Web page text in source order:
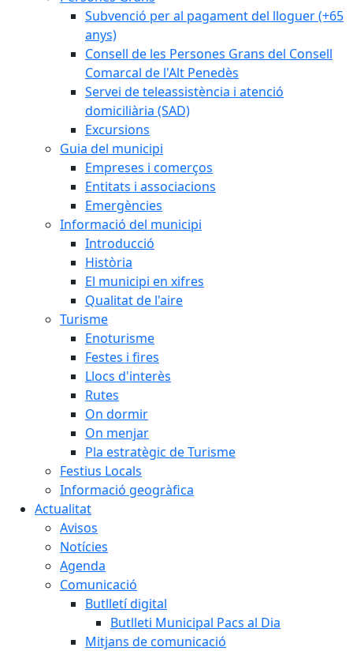
Subvenció per al pagament del lloguer (+65
anys)
Consell de les Persones Grans del Consell
Comarcal de l'Alt Penedès
Servei de teleassistència i atenció
domiciliària (SAD)
Excursions
Guia del municipi
Empreses i comerços
Entitats i associacions
Emergències
Informació del municipi
Introducció
Història
El municipi en xifres
Qualitat de l'aire
Turisme
Enoturisme
Festes i fires
Llocs d'interès
Rutes
On dormir
On menjar
Pla estratègic de Turisme
Festius Locals
Informació geogràfica
Actualitat
Avisos
Notícies
Agenda
Comunicació
Butlletí digital
Butlleti Municipal Pacs al Dia
Mitjans de comunicació